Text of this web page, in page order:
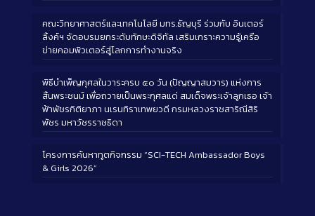
คณะวิทยาศาสตร์และเทคโนโลยี มทร.ธัญบุรี ร่วมกับ อินเตอร์
ลิ้งค์ฯ จัดอบรมยกระดับทักษะดิจิทัล เสริมเกราะความรู้เครือ
ข่ายคอมพิวเตอร์สู่โลกการทำงานจริง
พิธีบำเพ็ญกุศลในวาระครบ ๕๐ วัน (ปัญญาสมวาร) แห่งการ
สิ้นพระชนม์ เพื่อถวายเป็นพระกุศลแด่ สมเด็จพระเจ้าลูกเธอ เจ้า
ฟ้าพัชรกิติยาภา นเรนทิราเทพยวดี กรมหลวงราชสาริณีสิริ
พัชร มหาวัชรราชธิดา
โครงการค้นหาทูตกิจกรรม “SCI-TECH Ambassador Boys
& Girls 2026”